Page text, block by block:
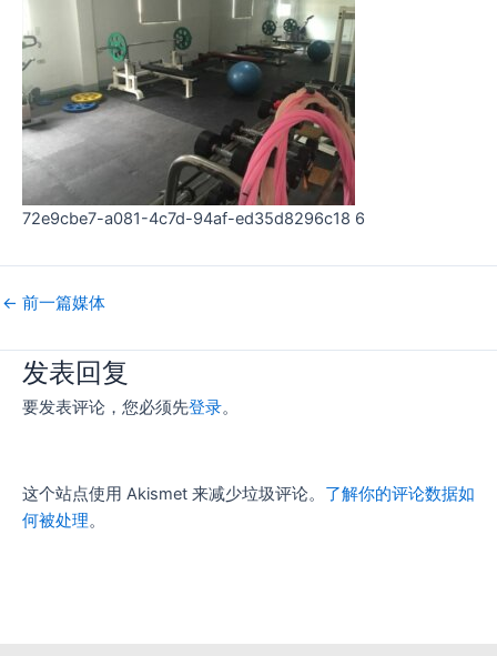
72e9cbe7-a081-4c7d-94af-ed35d8296c18 6
← 前一篇媒体
发表回复
要发表评论，您必须先登录。
这个站点使用 Akismet 来减少垃圾评论。 了解你的评论数据如
何被处理。